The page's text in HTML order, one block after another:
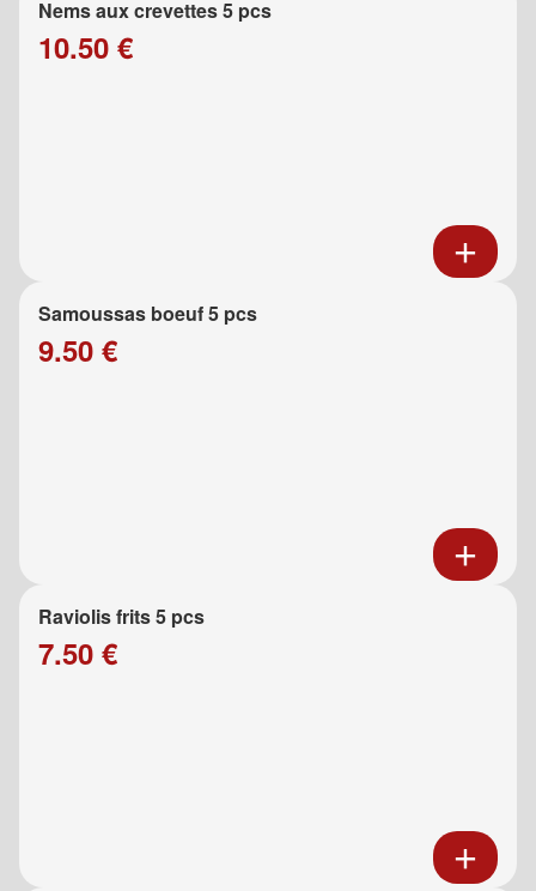
Nems aux crevettes 5 pcs
10.50 €
Samoussas boeuf 5 pcs
9.50 €
Raviolis frits 5 pcs
7.50 €